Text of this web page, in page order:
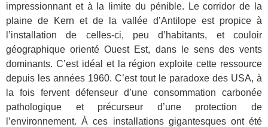
impressionnant et à la limite du pénible. Le corridor de la
plaine de Kern et de la vallée d’Antilope est propice à
l’installation de celles-ci, peu d’habitants, et couloir
géographique orienté Ouest Est, dans le sens des vents
dominants. C’est idéal et la région exploite cette ressource
depuis les années 1960. C’est tout le paradoxe des USA, à
la fois fervent défenseur d’une consommation carbonée
pathologique et précurseur d’une protection de
l’environnement. À ces installations gigantesques ont été